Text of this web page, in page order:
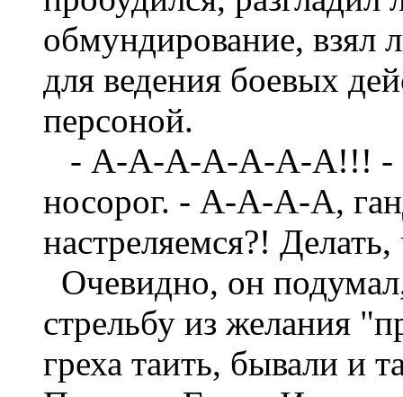
обмундирование, взял
для ведения боевых
персоной.
- А-А-А-А-А-А-А!!! -
носорог. - А-А-А-А,
настреляемся?!
Очевидно, он
стрельбу из желания
греха таить, бывали и